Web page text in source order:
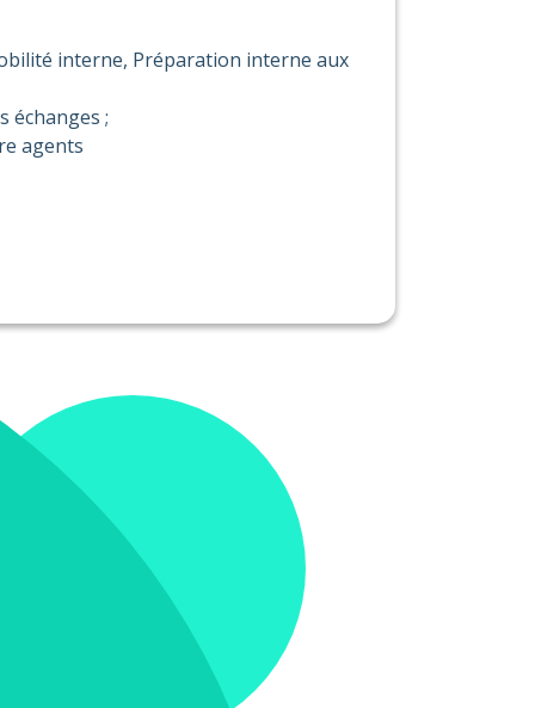
interne, Préparation interne aux
échanges ;
agents